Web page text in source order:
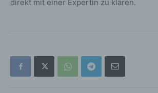
direkt mit einer Expertin zu klären.